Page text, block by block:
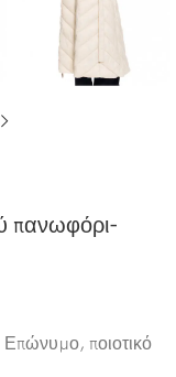
πανωφόρι-
ποιοτικό